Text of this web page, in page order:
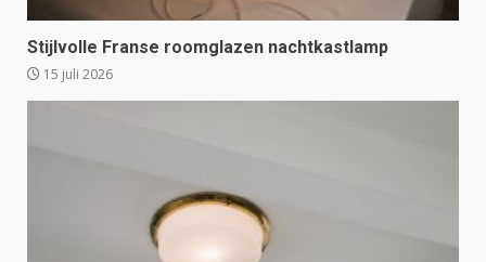
Stijlvolle Franse roomglazen nachtkastlamp
15 juli 2026